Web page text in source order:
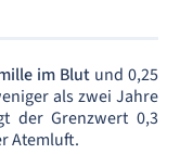
im Blut und 0,25
als zwei Jahre
der Grenzwert 0,3
Atemluft.